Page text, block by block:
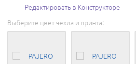
Редактировать в Конструкторе
Выберите цвет чехла и принта: